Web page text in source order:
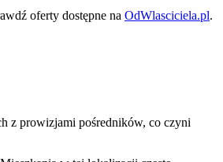
oferty dostępne na OdWlasciciela.pl.
z prowizjami pośredników, co czyni